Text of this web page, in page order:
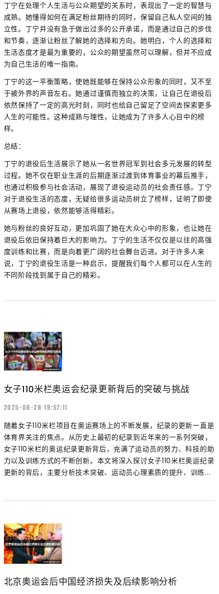
丁宁在处理个人生活与公众期望的关系时，表现出了一定的智慧与
成熟。她懂得如何在满足粉丝期待的同时，保留自己私人空间的独
立性。丁宁并没有急于做出过多的公开承诺，而是通过自己的步伐
和节奏，逐渐让粉丝了解她的选择和方向。她明白，个人的选择和
生活态度才是最为重要的，公众的期望虽然可以理解，但并不应成
为自己生活的唯一指南。
丁宁的这一平衡策略，使她既能够在保持公众形象的同时，又不至
于被外界的声音左右。她通过谨慎而独立的决策，让自己在退役后
依然保持了一定的高光时刻，同时也给自己留足了空间去探索更多
人生的可能性。这种成熟与理性，让她成为了许多人心目中的榜
样。
总结：
丁宁的退役后生活展示了她从一名世界冠军到社会多元发展的转型
过程。她不仅在职业生涯的后期逐渐过渡到体育事业的幕后推手，
也通过积极参与社会活动，展现了退役运动员的社会责任感。丁宁
对于退役生活的态度，无疑给很多运动员树立了榜样，证明了即使
从赛场上退役，依然能够活得精彩。
她与粉丝的良好互动，更加巩固了她在大众心中的形象，也让她在
退役后依旧保持着巨大的影响力。丁宁的生活不仅仅是以往的高强
度训练和比赛，而是向着更广阔的社会舞台迈进。对于许多人来
说，丁宁的退役生活是一种启示，提醒我们每个人都可以在人生的
不同阶段找到属于自己的精彩。
女子110米栏奥运会纪录更新背后的突破与挑战
2025-08-28 19:57:11
随着女子110米栏项目在奥运赛场上的不断发展，纪录的更新一直是
体育界关注的焦点。从历史上最初的纪录到近年来的一系列突破，
女子110米栏的奥运纪录更新背后，充满了运动员的努力、科技的助
力以及训练方式的不断创新。本文将深入探讨女子110米栏奥运纪录
更新的背后，主要分析技术突破、运动员心理素质的提升、训练...
北京奥运会后中国经济损失及后续影响分析